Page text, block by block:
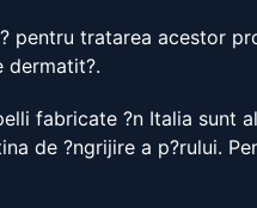
pentru tratarea acestor
dermatit?.
fabricate ?n Italia sunt
de ?ngrijire a p?rului.